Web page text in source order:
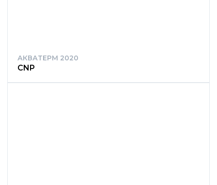
АКВАТЕРМ 2020
CNP